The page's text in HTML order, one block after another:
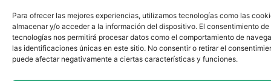
Para ofrecer las mejores experiencias, utilizamos tecnologías como las
almacenar y/o acceder a la información del dispositivo. El consentimiento de
tecnologías nos permitirá procesar datos como el comportamiento de
las identificaciones únicas en este sitio. No consentir o retirar el
puede afectar negativamente a ciertas características y funciones.
La Federación
Extremeña de
Galeria
Textos
Legales
Aviso
Competición
Formación
Piragüismo
Horario:
Lunes de 18:00 a
20:00 horas.
Martes de 12:00 a